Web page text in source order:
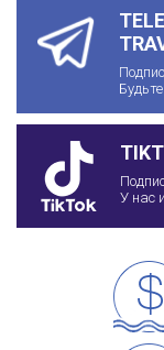
У нас